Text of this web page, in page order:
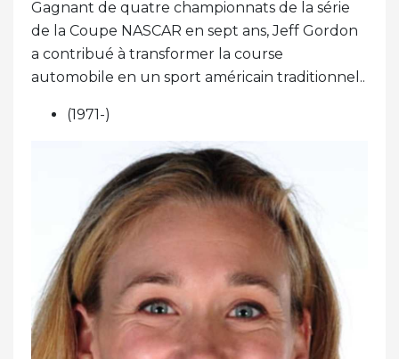
Gagnant de quatre championnats de la série
de la Coupe NASCAR en sept ans, Jeff Gordon
a contribué à transformer la course
automobile en un sport américain traditionnel..
(1971-)